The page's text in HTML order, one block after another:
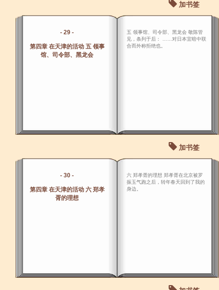
加书签
- 29 -
第四章 在天津的活动 五 领事
馆、司令部、黑龙会
五 领事馆、司令部、黑龙会 敬陈管
见，条列于后： ……对日本宜暗中联
合而外称拒绝也。
加书签
- 30 -
第四章 在天津的活动 六 郑孝
胥的理想
六 郑孝胥的理想 郑孝胥在北京被罗
振玉气跑之后，转年春天回到了我的
身边。